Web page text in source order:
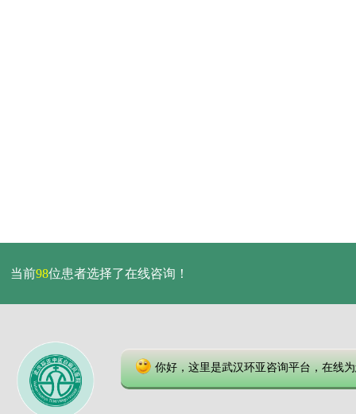
当前98位患者选择了在线咨询！
你好，这里是武汉环亚咨询平台，在线